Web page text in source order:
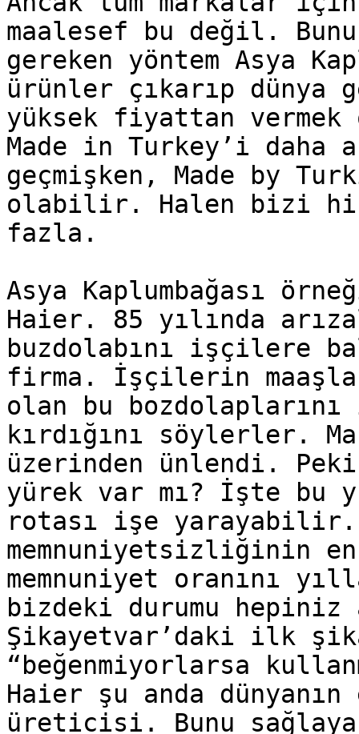
maalesef bu değil.
gereken yöntem Asya
ürünler çıkarıp dünya
yüksek fiyattan vermek
Made in Turkey’i
geçmişken, Made by
olabilir. Halen bizi
fazla.
Asya Kaplumbağası
Haier. 85 yılında
buzdolabını işçilere
firma. İşçilerin
olan bu
kırdığını söylerler.
üzerinden ünlendi.
yürek var mı? İşte bu
rotası işe yarayabilir.
memnuniyetsizliğinin
memnuniyet oranını
bizdeki durumu hepiniz
Şikayetvar’daki ilk
“beğenmiyorlarsa
Haier şu anda dünyanın
üreticisi. Bunu